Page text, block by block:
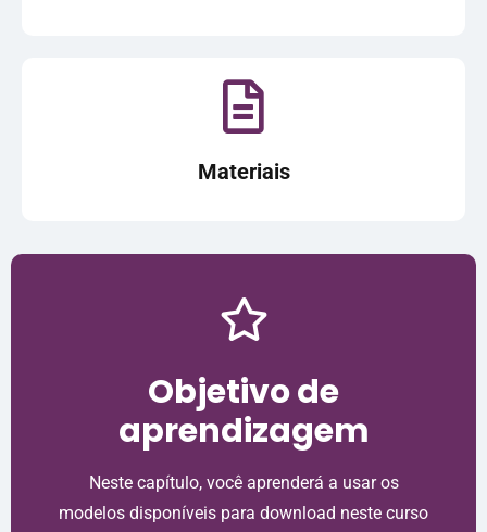
Materiais
Objetivo de
aprendizagem
Neste capítulo, você aprenderá a usar os
modelos disponíveis para download neste curso